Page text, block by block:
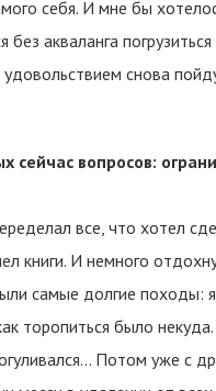
себя. И мне бы
акваланга
снова
сейчас вопросов:
все, что хотел
книги. И немного
самые долгие походы:
торопиться было
Потом уже с